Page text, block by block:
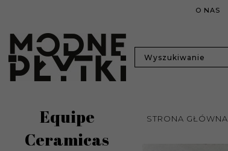
O NAS
Equipe
Ceramicas
STRONA GŁÓWNA